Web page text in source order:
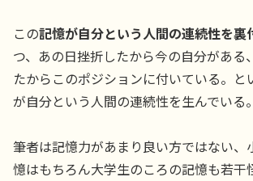
この記憶が自分という人間の連続性を裏
つ、あの日挫折したから今の自分がある
たからこのポジションに付いている。と
が自分という人間の連続性を生んでいる。
筆者は記憶力があまり良い方ではない、
憶はもちろん大学生のころの記憶も若干